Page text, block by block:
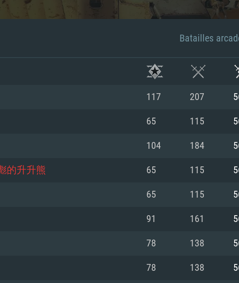
Batailles
117 207
65 115
104 184
的升升熊 65 115
65 115
91 161
78 138
78 138